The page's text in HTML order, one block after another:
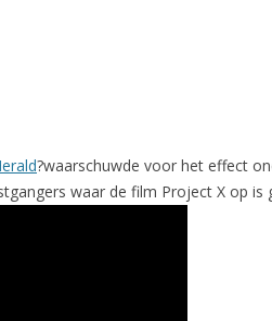
?waarschuwde voor het effect
waar de film Project X op is